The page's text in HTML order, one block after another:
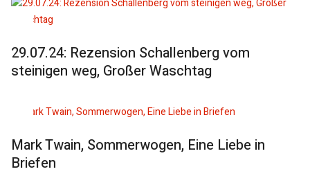
29.07.24: Rezension Schallenberg vom
steinigen weg, Großer Waschtag
Mark Twain, Sommerwogen, Eine Liebe in
Briefen